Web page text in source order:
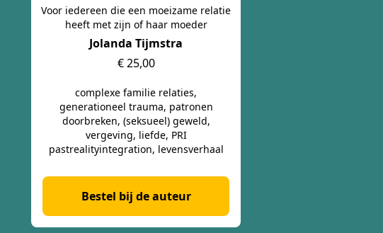
Voor iedereen die een moeizame relatie
heeft met zijn of haar moeder
Jolanda Tijmstra
€ 25,00
complexe familie relaties,
generationeel trauma, patronen
doorbreken, (seksueel) geweld,
vergeving, liefde, PRI
pastrealityintegration, levensverhaal
Bestel bij de auteur